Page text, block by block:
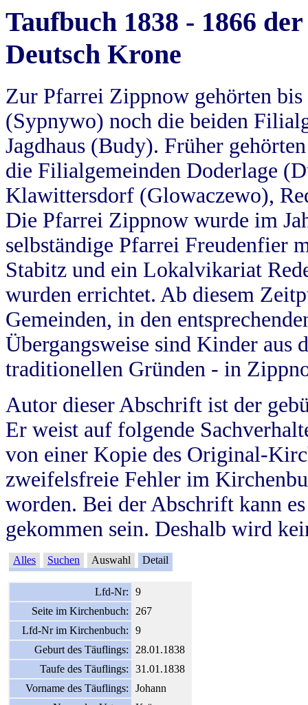
Taufbuch 1838 - 1866
Deutsch Krone
Zur Pfarrei Zippnow gehörten
(Sypnywo) noch die beiden
Jagdhaus (Budy). Früher
die Filialgemeinden Doderlage
Klawittersdorf (Glowaczewo),
Die Pfarrei Zippnow wurde im
selbständige Pfarrei Freudenfier
Stabitz und ein Lokalvikariat
wurden errichtet. Ab diesem
Gemeinden, in den
Übergangsweise sind Kinder aus
traditionellen Gründen - in
Autor dieser Abschrift ist der
Er weist auf folgende
von einer Kopie des Original-
zweifelsfreie Fehler im
worden. Bei der Abschrift kann
gekommen sein. Deshalb wird
Alles Suchen Auswahl Detail
Lfd-Nr:
9
Seite im Kirchenbuch:
267
Lfd-Nr im Kirchenbuch:
9
Geburt des Täuflings:
28.01.1838
Taufe des Täuflings:
31.01.1838
Vorname des Täuflings:
Johann